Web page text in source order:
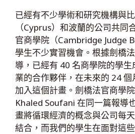
已經有不少學術和研究機構與
（Cyprus）和波蘭的公司共同
官商學院（Cambridge Judge
學生不少實習機會。根據劍橋
導，已經有 40 名商學院的學
業的合作夥伴，在未來的 24
加入這個計畫。劍橋法官商學
Khaled Soufani 在同一篇報導
畫將循環經濟的概念與公司每
結合，而我們的學生在面對這